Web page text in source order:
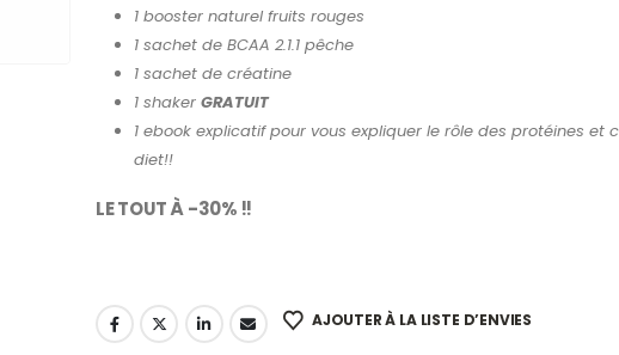
1 booster naturel fruits rouges
1 sachet de BCAA 2.1.1 pêche
1 sachet de créatine
1 shaker GRATUIT
1 ebook explicatif pour vous expliquer le rôle des protéines
diet!!
LE TOUT À -30% !!
AJOUTER À LA LISTE D’ENVIES